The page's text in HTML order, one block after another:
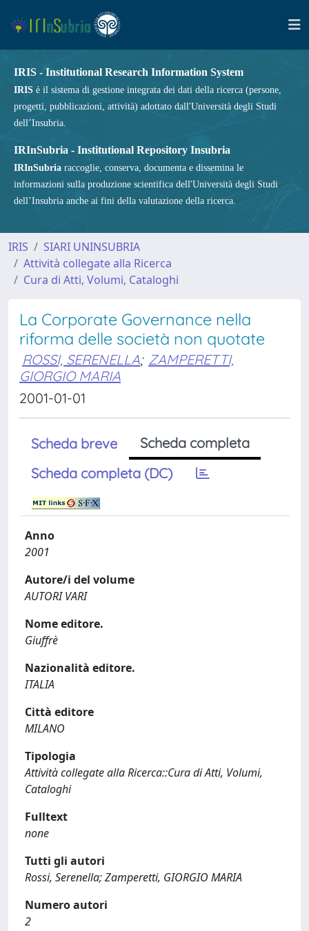
IRIS - Institutional Research Information System
IRIS è il sistema di gestione integrata dei dati della ricerca (persone,
progetti, pubblicazioni, attività) adottato dall'Università degli Studi
dell’Insubria.
IRInSubria - Institutional Repository Insubria
IRInSubria raccoglie, conserva, documenta e dissemina le
informazioni sulla produzione scientifica dell'Università degli Studi
dell’Insubria anche ai fini della valutazione della ricerca.
IRIS
SIARI UNINSUBRIA
Attività collegate alla Ricerca
Cura di Atti, Volumi, Cataloghi
La Corporate Governance nella
riforma delle società non quotate
ROSSI, SERENELLA; ZAMPERETTI,
GIORGIO MARIA
2001-01-01
Scheda breve
Scheda completa
Scheda completa (DC)
Anno
2001
Autore/i del volume
AUTORI VARI
Nome editore.
Giuffrè
Nazionalità editore.
ITALIA
Città editore
MILANO
Tipologia
Attività collegate alla Ricerca::Cura di Atti, Volumi,
Cataloghi
Fulltext
none
Tutti gli autori
Rossi, Serenella; Zamperetti, GIORGIO MARIA
Numero autori
2